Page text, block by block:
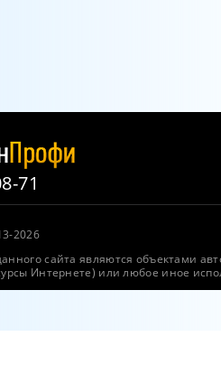
71
2026
сайта являются объектами
Интернете) или любое иное